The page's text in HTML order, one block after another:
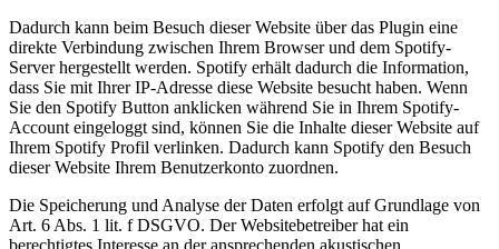
Dadurch kann beim Besuch dieser Website über das Plugin eine
direkte Verbindung zwischen Ihrem Browser und dem Spotify-
Server hergestellt werden. Spotify erhält dadurch die Information,
dass Sie mit Ihrer IP-Adresse diese Website besucht haben. Wenn
Sie den Spotify Button anklicken während Sie in Ihrem Spotify-
Account eingeloggt sind, können Sie die Inhalte dieser Website auf
Ihrem Spotify Profil verlinken. Dadurch kann Spotify den Besuch
dieser Website Ihrem Benutzerkonto zuordnen.
Die Speicherung und Analyse der Daten erfolgt auf Grundlage von
Art. 6 Abs. 1 lit. f DSGVO. Der Websitebetreiber hat ein
berechtigtes Interesse an der ansprechenden akustischen